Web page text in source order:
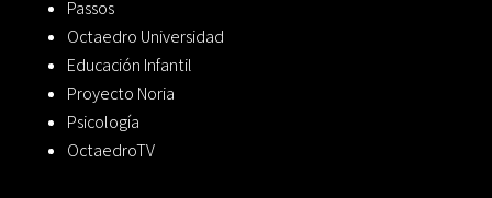
Passos
Octaedro Universidad
Educación Infantil
Proyecto Noria
Psicología
OctaedroTV